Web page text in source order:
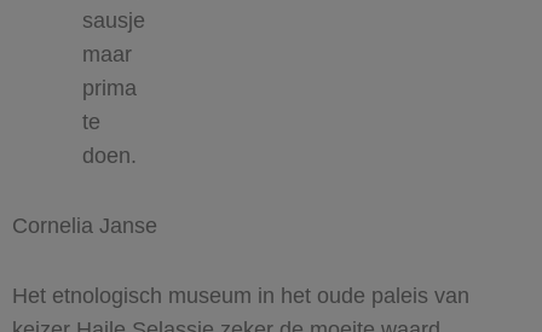
sausje
maar
prima
te
doen.
Cornelia Janse
Het etnologisch museum in het oude paleis van